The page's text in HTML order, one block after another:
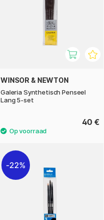
WINSOR & NEWTON
Galeria Synthetisch Penseel
Lang 5-set
40 €
22%